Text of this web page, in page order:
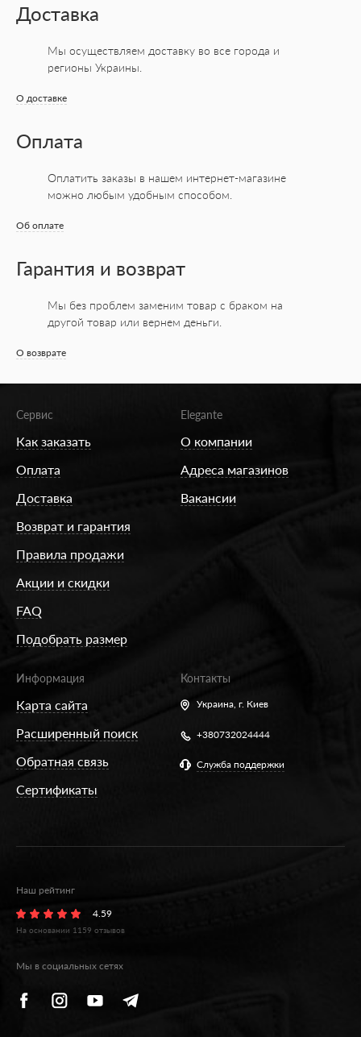
Доставка
Мы осуществляем доставку во все города и
регионы Украины.
О доставке
Оплата
Оплатить заказы в нашем интернет-магазине
можно любым удобным способом.
Об оплате
Гарантия и возврат
Мы без проблем заменим товар с браком на
другой товар или вернем деньги.
О возврате
Сервис
Как заказать
Оплата
Доставка
Возврат и гарантия
Правила продажи
Акции и скидки
FAQ
Подобрать размер
Elegante
О компании
Адреса магазинов
Вакансии
Информация
Карта сайта
Расширенный поиск
Обратная связь
Сертификаты
Контакты
Украина, г. Киев
+380732024444
Служба поддержки
Наш рейтинг
4.59
На основании 1159 отзывов
Мы в социальных сетях